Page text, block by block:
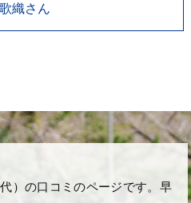
織さん
）の口コミのページです。早